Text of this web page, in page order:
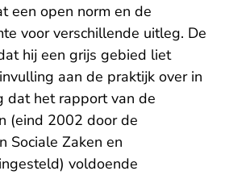
een open norm en de
voor verschillende uitleg. De
hij een grijs gebied liet
aan de praktijk over in
dat het rapport van de
(eind 2002 door de
Sociale Zaken en
voldoende